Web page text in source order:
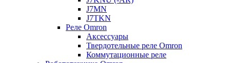
J7MN
J7TKN
Реле Omron
Аксессуары
Твердотельные реле Omron
Коммутационные реле